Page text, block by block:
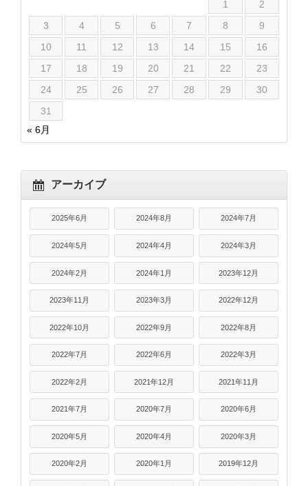
1
2
3
4 5 6 7 8
9
10
11 12 13 14 15
16
17
18 19 20 21 22
23
24
25 26 27 28 29
30
31
« 6月
アーカイブ
2025年6月 2024年8月 2024年7月
2024年5月 2024年4月 2024年3月
2024年2月 2024年1月 2023年12月
2023年11月 2023年3月 2022年12月
2022年10月 2022年9月 2022年8月
2022年7月 2022年6月 2022年3月
2022年2月 2021年12月 2021年11月
2021年7月 2020年7月 2020年6月
2020年5月 2020年4月 2020年3月
2020年2月 2020年1月 2019年12月